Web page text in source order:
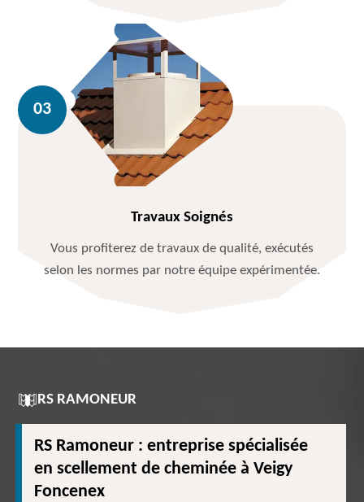
Travaux Soignés
Vous profiterez de travaux de qualité, exécutés
selon les normes par notre équipe expérimentée.
RS RAMONEUR
RS Ramoneur : entreprise spécialisée
en scellement de cheminée à Veigy
Foncenex